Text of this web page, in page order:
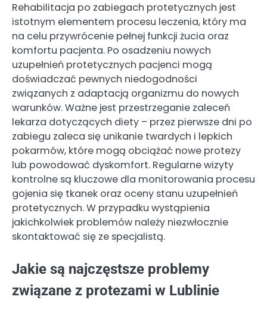
Rehabilitacja po zabiegach protetycznych jest
istotnym elementem procesu leczenia, który ma
na celu przywrócenie pełnej funkcji żucia oraz
komfortu pacjenta. Po osadzeniu nowych
uzupełnień protetycznych pacjenci mogą
doświadczać pewnych niedogodności
związanych z adaptacją organizmu do nowych
warunków. Ważne jest przestrzeganie zaleceń
lekarza dotyczących diety – przez pierwsze dni po
zabiegu zaleca się unikanie twardych i lepkich
pokarmów, które mogą obciążać nowe protezy
lub powodować dyskomfort. Regularne wizyty
kontrolne są kluczowe dla monitorowania procesu
gojenia się tkanek oraz oceny stanu uzupełnień
protetycznych. W przypadku wystąpienia
jakichkolwiek problemów należy niezwłocznie
skontaktować się ze specjalistą.
Jakie są najczęstsze problemy
związane z protezami w Lublinie